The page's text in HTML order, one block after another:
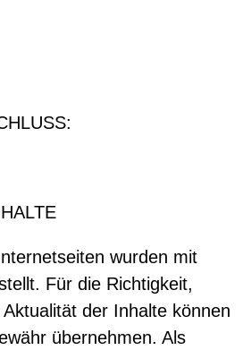
wurden mit
Für die Richtigkeit,
der Inhalte können
übernehmen. Als